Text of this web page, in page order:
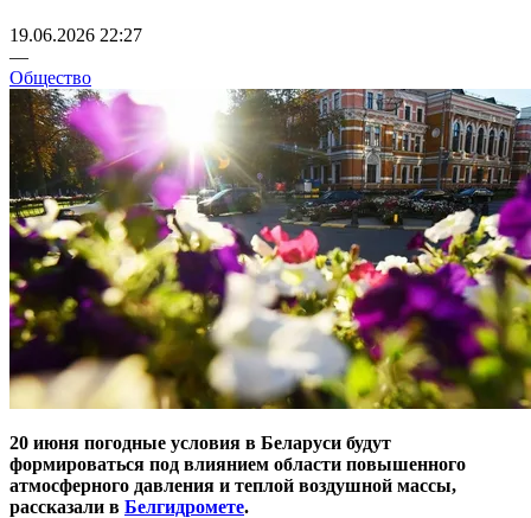
19.06.2026 22:27
—
Общество
20 июня погодные условия в Беларуси будут
формироваться под влиянием области повышенного
атмосферного давления и теплой воздушной массы,
рассказали в Белгидромете.